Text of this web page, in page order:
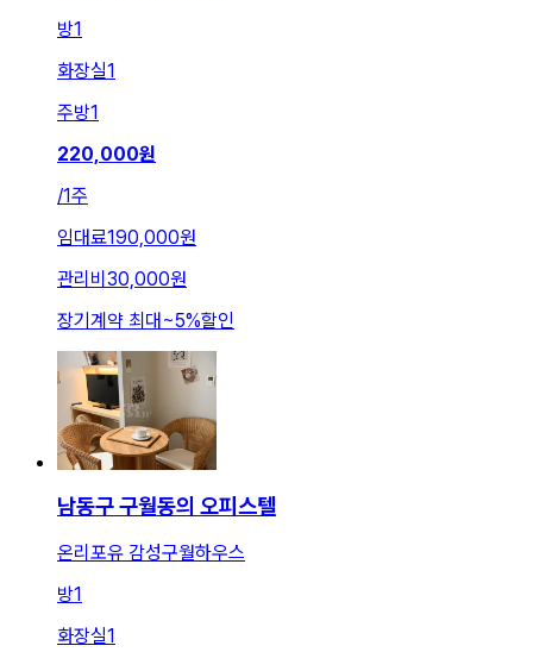
방1
화장실1
주방1
220,000원
/1주
임대료190,000원
관리비 30,000원
장기계약 최대~5%할인
남동구 구월동의 오피스텔
온리포유 감성구월하우스
방1
화장실1